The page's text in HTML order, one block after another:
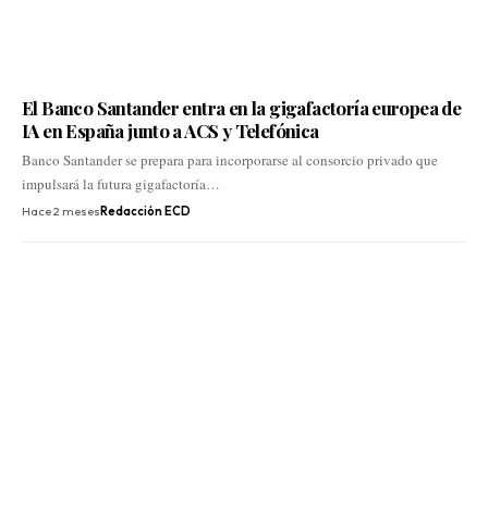
El Banco Santander entra en la gigafactoría europea de
IA en España junto a ACS y Telefónica
Banco Santander se prepara para incorporarse al consorcio privado que
impulsará la futura gigafactoría…
Hace 2 meses Redacción ECD